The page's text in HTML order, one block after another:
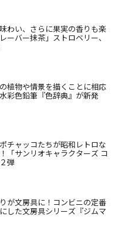
わい、さらに果実の香りも楽
ーバー抹茶」ストロベリー、
植物や情景を描くことに相応
彩色鉛筆『色辞典』が新発
チャッコたちが昭和レトロな
「サンリオキャラクターズ コ
弾
が文房具に！コンビニの定番
した文房具シリーズ『ジムマ